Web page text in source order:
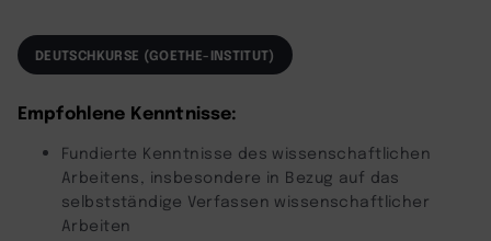
DEUTSCHKURSE (GOETHE-INSTITUT)
Empfohlene Kenntnisse:
Fundierte Kenntnisse des wissenschaftlichen
Arbeitens, insbesondere in Bezug auf das
selbstständige Verfassen wissenschaftlicher
Arbeiten